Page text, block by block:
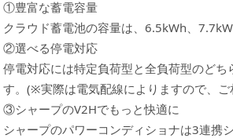
①豊富な蓄電容量
クラウド蓄電池の容量は、6.5kWh、
②選べる停電対応
停電対応には特定負荷型と全負荷型のど
す。(※実際は電気配線によりますので、ご
③シャープのV2Hでもっと快適に
シャープのパワーコンディショナは3連携